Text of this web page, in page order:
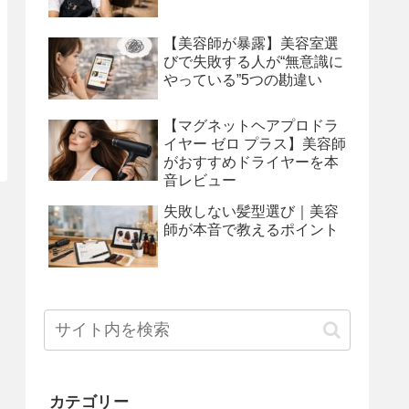
【美容師が暴露】美容室選
びで失敗する人が“無意識に
やっている”5つの勘違い
【マグネットヘアプロドラ
イヤー ゼロ プラス】美容師
がおすすめドライヤーを本
音レビュー
失敗しない髪型選び｜美容
師が本音で教えるポイント
カテゴリー